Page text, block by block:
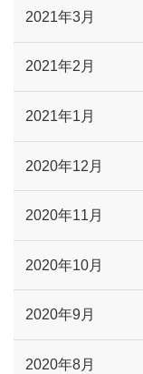
2021年3月
2021年2月
2021年1月
2020年12月
2020年11月
2020年10月
2020年9月
2020年8月